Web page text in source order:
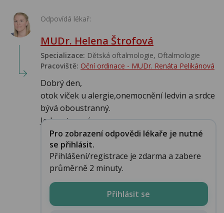
Odpovídá lékař:
MUDr. Helena Štrofová
Specializace: Dětská oftalmologie, Oftalmologie
Pracoviště: Oční ordinace - MUDr. Renáta Pelikánová
Dobrý den,
otok víček u alergie,onemocnění ledvin a srdce
bývá oboustranný.
Jednostranný ...
Pro zobrazení odpovědi lékaře je nutné
se přihlásit.
Přihlášení/registrace je zdarma a zabere
průměrně 2 minuty.
Přihlásit se